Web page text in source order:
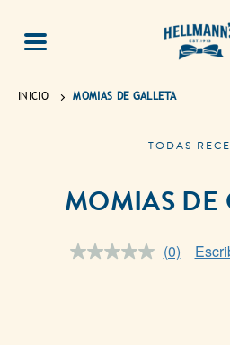
INICIO MOMIAS DE GALLETA
TODAS
MOMIAS DE
Sin
(0)